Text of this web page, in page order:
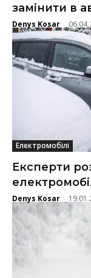
замінити в
Denys Kosar -
Електромобілі
Експерти
Denys Kosar -